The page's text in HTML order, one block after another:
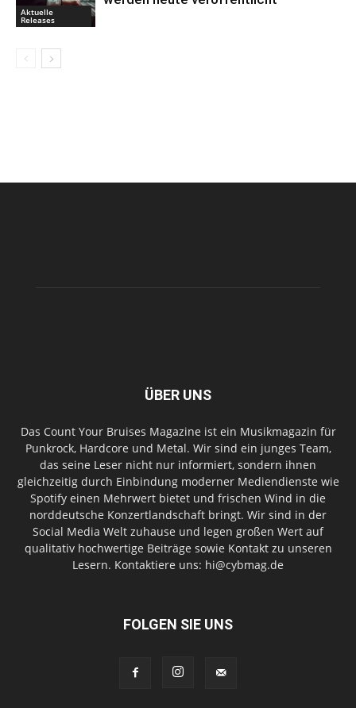
Aktuelle
Releases
ÜBER UNS
Das Count Your Bruises Magazine ist ein Musikmagazin für
Punkrock, Hardcore und Metal. Wir sind ein junges Team,
das seine Leser nicht nur informiert, sondern ihnen
gleichzeitig durch Einbindung moderner Mediendienste wie
Spotify einen Mehrwert bietet und frischen Wind in die
norddeutsche Konzertlandschaft bringt. Wir sind in der
Social Media Welt zuhause und legen großen Wert auf
qualitativ hochwertige Beiträge sowie Kontakt zu unseren
Lesern. Kontaktiere uns: hi@cybmag.de
FOLGEN SIE UNS